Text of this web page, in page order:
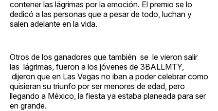
contener las lágrimas por la emoción. El premio se lo
dedicó a las personas que a pesar de todo, luchan y
salen adelante en la vida.
Otros de los ganadores que también se le vieron salir
las lágrimas, fueron a los jóvenes de 3BALLMTY,
dijeron que en Las Vegas no iban a poder celebrar como
quisieran su triunfo por ser menores de edad, pero
llegando a México, la fiesta ya estaba planeada para ser
en grande.